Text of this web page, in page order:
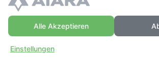
Datenschutz|AGB|Widerrufsrecht
Zuhause
Alle Akzeptieren
Einstellungen